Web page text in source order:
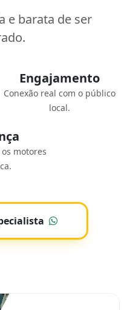
e barata de ser
Engajamento
Conexão real com o público
local.
motores